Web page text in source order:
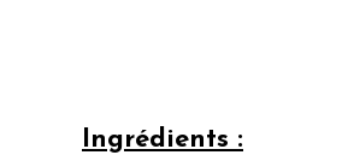
Ingrédients :